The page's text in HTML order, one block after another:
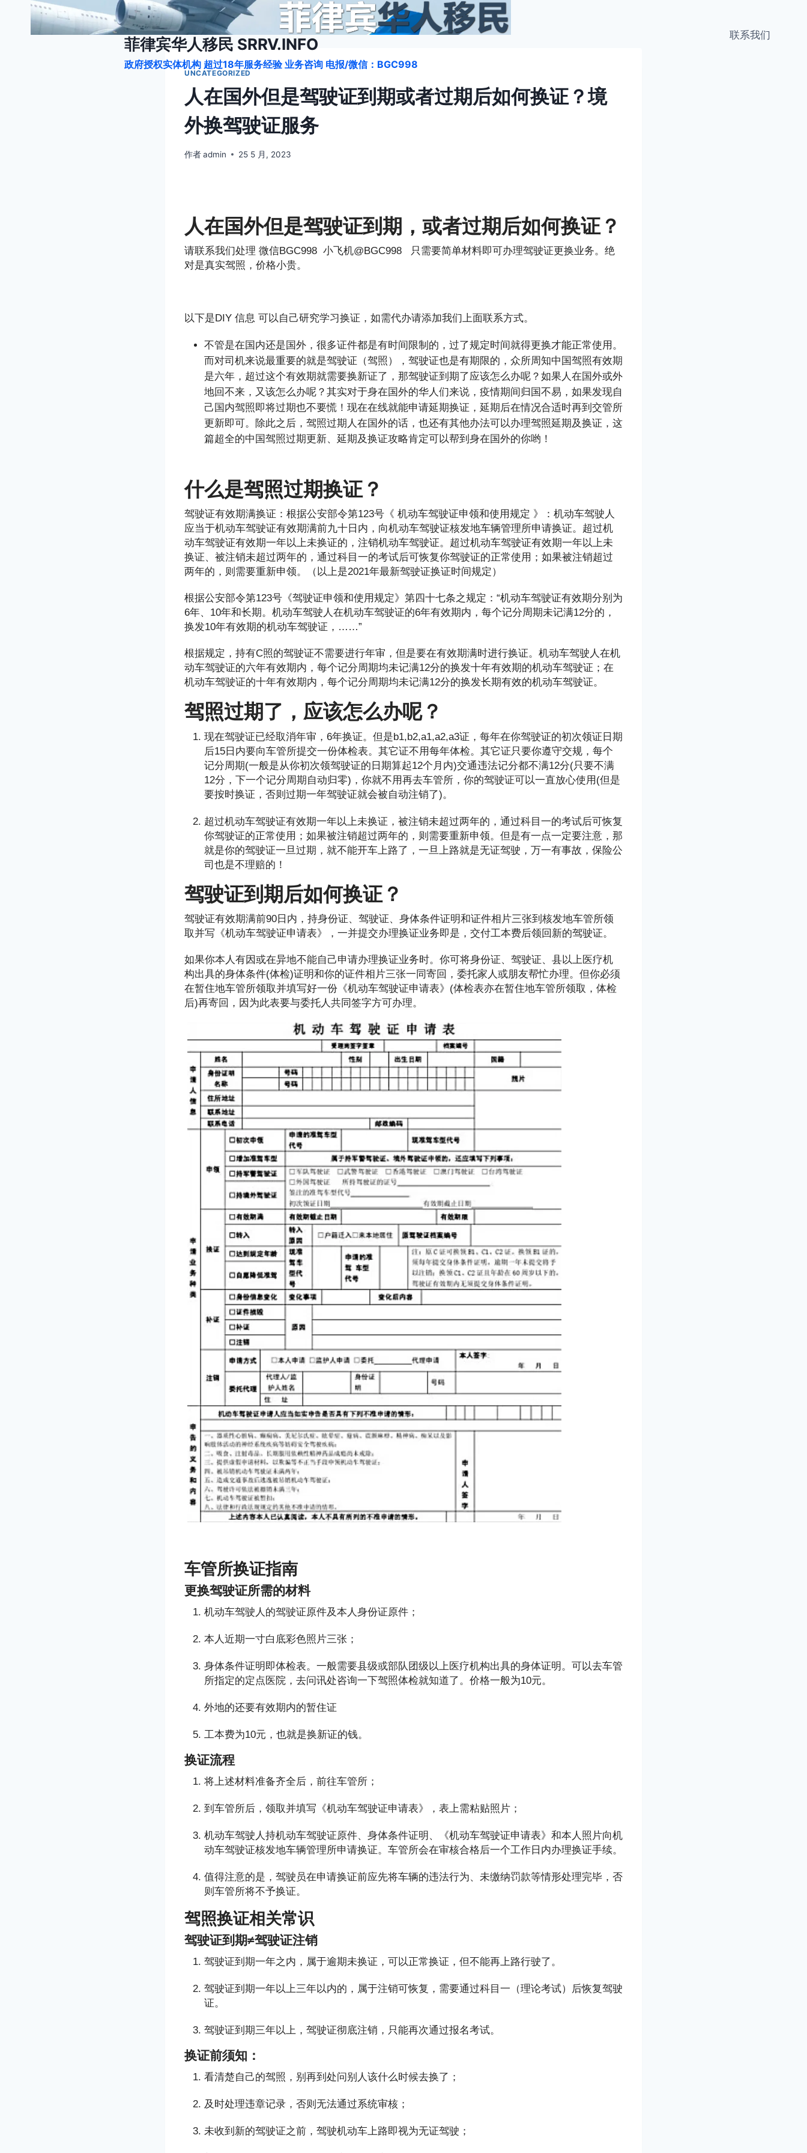
菲律宾华人移民 SRRV.INFO
政府授权实体机构 超过18年服务经验 业务咨询 电报/微信：BGC998
联系我们
UNCATEGORIZED
人在国外但是驾驶证到期或者过期后如何换证？境
外换驾驶证服务
作者admin 25 5 月, 2023
人在国外但是驾驶证到期，或者过期后如何换证？
请联系我们处理 微信BGC998 小飞机@BGC998 只需要简单材料即可办理驾驶证更换业务。绝
对是真实驾照，价格小贵。
以下是DIY 信息 可以自己研究学习换证，如需代办请添加我们上面联系方式。
不管是在国内还是国外，很多证件都是有时间限制的，过了规定时间就得更换才能正常使用。
而对司机来说最重要的就是驾驶证（驾照），驾驶证也是有期限的，众所周知中国驾照有效期
是六年，超过这个有效期就需要换新证了，那驾驶证到期了应该怎么办呢？如果人在国外或外
地回不来，又该怎么办呢？其实对于身在国外的华人们来说，疫情期间归国不易，如果发现自
己国内驾照即将过期也不要慌！现在在线就能申请延期换证，延期后在情况合适时再到交管所
更新即可。除此之后，驾照过期人在国外的话，也还有其他办法可以办理驾照延期及换证，这
篇超全的中国驾照过期更新、延期及换证攻略肯定可以帮到身在国外的你哟！
什么是驾照过期换证？
驾驶证有效期满换证：根据公安部令第123号《 机动车驾驶证申领和使用规定 》：机动车驾驶人
应当于机动车驾驶证有效期满前九十日内，向机动车驾驶证核发地车辆管理所申请换证。超过机
动车驾驶证有效期一年以上未换证的，注销机动车驾驶证。超过机动车驾驶证有效期一年以上未
换证、被注销未超过两年的，通过科目一的考试后可恢复你驾驶证的正常使用；如果被注销超过
两年的，则需要重新申领。（以上是2021年最新驾驶证换证时间规定）
根据公安部令第123号《驾驶证申领和使用规定》第四十七条之规定：“机动车驾驶证有效期分别为
6年、10年和长期。机动车驾驶人在机动车驾驶证的6年有效期内，每个记分周期未记满12分的，
换发10年有效期的机动车驾驶证，……”
根据规定，持有C照的驾驶证不需要进行年审，但是要在有效期满时进行换证。机动车驾驶人在机
动车驾驶证的六年有效期内，每个记分周期均未记满12分的换发十年有效期的机动车驾驶证；在
机动车驾驶证的十年有效期内，每个记分周期均未记满12分的换发长期有效的机动车驾驶证。
驾照过期了，应该怎么办呢？
现在驾驶证已经取消年审，6年换证。但是b1,b2,a1,a2,a3证，每年在你驾驶证的初次领证日期
后15日内要向车管所提交一份体检表。其它证不用每年体检。其它证只要你遵守交规，每个
记分周期(一般是从你初次领驾驶证的日期算起12个月内)交通违法记分都不满12分(只要不满
12分，下一个记分周期自动归零)，你就不用再去车管所，你的驾驶证可以一直放心使用(但是
要按时换证，否则过期一年驾驶证就会被自动注销了)。
超过机动车驾驶证有效期一年以上未换证，被注销未超过两年的，通过科目一的考试后可恢复
你驾驶证的正常使用；如果被注销超过两年的，则需要重新申领。但是有一点一定要注意，那
就是你的驾驶证一旦过期，就不能开车上路了，一旦上路就是无证驾驶，万一有事故，保险公
司也是不理赔的！
驾驶证到期后如何换证？
驾驶证有效期满前90日内，持身份证、驾驶证、身体条件证明和证件相片三张到核发地车管所领
取并写《机动车驾驶证申请表》，一并提交办理换证业务即是，交付工本费后领回新的驾驶证。
如果你本人有因或在异地不能自己申请办理换证业务时。你可将身份证、驾驶证、县以上医疗机
构出具的身体条件(体检)证明和你的证件相片三张一同寄回，委托家人或朋友帮忙办理。但你必须
在暂住地车管所领取并填写好一份《机动车驾驶证申请表》(体检表亦在暂住地车管所领取，体检
后)再寄回，因为此表要与委托人共同签字方可办理。
车管所换证指南
更换驾驶证所需的材料
机动车驾驶人的驾驶证原件及本人身份证原件；
本人近期一寸白底彩色照片三张；
身体条件证明即体检表。一般需要县级或部队团级以上医疗机构出具的身体证明。可以去车管
所指定的定点医院，去问讯处咨询一下驾照体检就知道了。价格一般为10元。
外地的还要有效期内的暂住证
工本费为10元，也就是换新证的钱。
换证流程
将上述材料准备齐全后，前往车管所；
到车管所后，领取并填写《机动车驾驶证申请表》，表上需粘贴照片；
机动车驾驶人持机动车驾驶证原件、身体条件证明、《机动车驾驶证申请表》和本人照片向机
动车驾驶证核发地车辆管理所申请换证。车管所会在审核合格后一个工作日内办理换证手续。
值得注意的是，驾驶员在申请换证前应先将车辆的违法行为、未缴纳罚款等情形处理完毕，否
则车管所将不予换证。
驾照换证相关常识
驾驶证到期≠驾驶证注销
驾驶证到期一年之内，属于逾期未换证，可以正常换证，但不能再上路行驶了。
驾驶证到期一年以上三年以内的，属于注销可恢复，需要通过科目一（理论考试）后恢复驾驶
证。
驾驶证到期三年以上，驾驶证彻底注销，只能再次通过报名考试。
换证前须知：
看清楚自己的驾照，别再到处问别人该什么时候去换了；
及时处理违章记录，否则无法通过系统审核；
未收到新的驾驶证之前，驾驶机动车上路即视为无证驾驶；